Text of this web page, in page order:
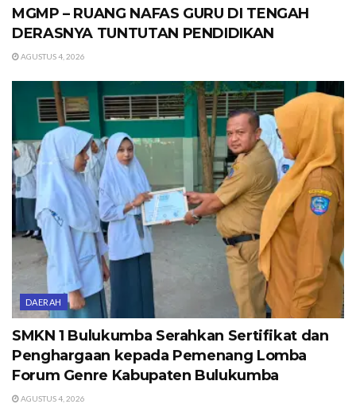
MGMP – RUANG NAFAS GURU DI TENGAH
DERASNYA TUNTUTAN PENDIDIKAN
AGUSTUS 4, 2026
DAERAH
SMKN 1 Bulukumba Serahkan Sertifikat dan
Penghargaan kepada Pemenang Lomba
Forum Genre Kabupaten Bulukumba
AGUSTUS 4, 2026